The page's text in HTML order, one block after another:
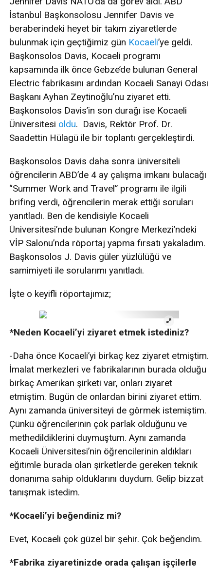
İstanbul Başkonsolosu Jennifer Davis ve
beraberindeki heyet bir takım ziyaretlerde
bulunmak için geçtiğimiz gün Kocaeli’ye geldi.
Başkonsolos Davis, Kocaeli programı
kapsamında ilk önce Gebze’de bulunan General
Electric fabrikasını ardından Kocaeli Sanayi Odası
Başkanı Ayhan Zeytinoğlu’nu ziyaret etti.
Başkonsolos Davis’in son durağı ise Kocaeli
Üniversitesi oldu. Davis, Rektör Prof. Dr.
Saadettin Hülagü ile bir toplantı gerçekleştirdi.
Başkonsolos Davis daha sonra üniversiteli
öğrencilerin ABD’de 4 ay çalışma imkanı bulacağı
“Summer Work and Travel” programı ile ilgili
brifing verdi, öğrencilerin merak ettiği soruları
yanıtladı. Ben de kendisiyle Kocaeli
Üniversitesi’nde bulunan Kongre Merkezi’ndeki
VİP Salonu’nda röportaj yapma fırsatı yakaladım.
Başkonsolos J. Davis güler yüzlülüğü ve
samimiyeti ile sorularımı yanıtladı.
İşte o keyifli röportajımız;
*Neden Kocaeli’yi ziyaret etmek istediniz?
-Daha önce Kocaeli’yi birkaç kez ziyaret etmiştim.
İmalat merkezleri ve fabrikalarının burada olduğu
birkaç Amerikan şirketi var, onları ziyaret
etmiştim. Bugün de onlardan birini ziyaret ettim.
Aynı zamanda üniversiteyi de görmek istemiştim.
Çünkü öğrencilerinin çok parlak olduğunu ve
methedildiklerini duymuştum. Aynı zamanda
Kocaeli Üniversitesi’nin öğrencilerinin aldıkları
eğitimle burada olan şirketlerde gereken teknik
donanıma sahip olduklarını duydum. Gelip bizzat
tanışmak istedim.
*Kocaeli’yi beğendiniz mi?
Evet, Kocaeli çok güzel bir şehir. Çok beğendim.
*Fabrika ziyaretinizde orada çalışan işçilerle